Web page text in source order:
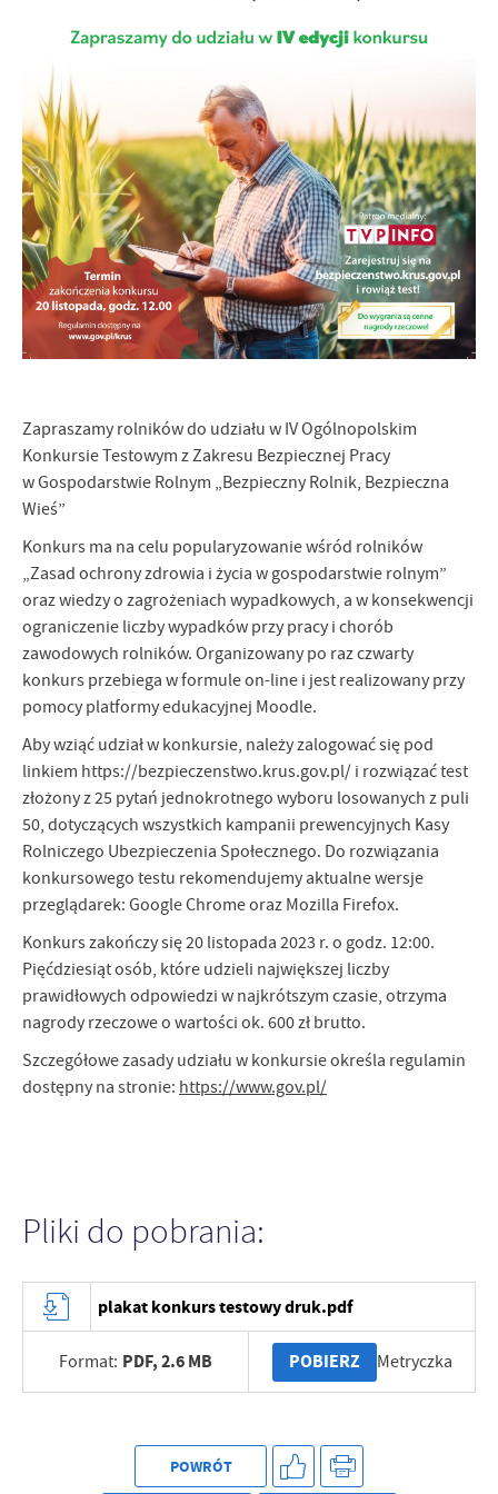
Zapraszamy rolników do udziału w IV Ogólnopolskim
Konkursie Testowym z Zakresu Bezpiecznej Pracy
w Gospodarstwie Rolnym „Bezpieczny Rolnik, Bezpieczna
Wieś”
Konkurs ma na celu popularyzowanie wśród rolników
„Zasad ochrony zdrowia i życia w gospodarstwie rolnym”
oraz wiedzy o zagrożeniach wypadkowych, a w konsekwencji
ograniczenie liczby wypadków przy pracy i chorób
zawodowych rolników. Organizowany po raz czwarty
konkurs przebiega w formule on-line i jest realizowany przy
pomocy platformy edukacyjnej Moodle.
Aby wziąć udział w konkursie, należy zalogować się pod
linkiem https://bezpieczenstwo.krus.gov.pl/ i rozwiązać test
złożony z 25 pytań jednokrotnego wyboru losowanych z puli
50, dotyczących wszystkich kampanii prewencyjnych Kasy
Rolniczego Ubezpieczenia Społecznego. Do rozwiązania
konkursowego testu rekomendujemy aktualne wersje
przeglądarek: Google Chrome oraz Mozilla Firefox.
Konkurs zakończy się 20 listopada 2023 r. o godz. 12:00.
Pięćdziesiąt osób, które udzieli największej liczby
prawidłowych odpowiedzi w najkrótszym czasie, otrzyma
nagrody rzeczowe o wartości ok. 600 zł brutto.
Szczegółowe zasady udziału w konkursie określa regulamin
dostępny na stronie: https://www.gov.pl/
Pliki do pobrania:
plakat konkurs testowy druk.pdf
Format: PDF,2.6 MB POBIERZ Metryczka
POWRÓT
treści w postaci wiadomości, ofert, komunikatów mediów
społecznościowych.